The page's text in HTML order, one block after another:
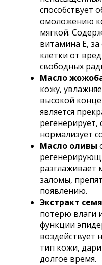
способствует
омоложению
мягкой.
витамина Е,
клетки от
свободных
Масло
кожу,
высокой
является
регенерирует,
нормализует
Масло оливы
заломы,
появлению.
Экстракт
потерю влаги
функции
воздействует
тип кожи,
долгое время.